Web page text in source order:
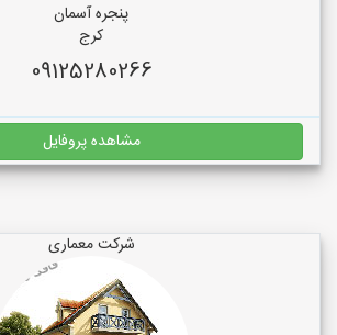
پنجره آسمان
کرج
09125280266
مشاهده پروفایل
شرکت معماری